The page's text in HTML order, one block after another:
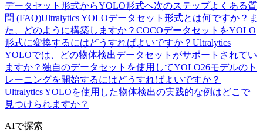
データセット形式からYOLO形式へ次のステップよくある質
問 (FAQ)Ultralytics YOLOデータセット形式とは何ですか？ま
た、どのように構築しますか？ COCOデータセットをYOLO
形式に変換するにはどうすればよいですか？ Ultralytics
YOLOでは、どの物体検出データセットがサポートされてい
ますか？ 独自のデータセットを使用してYOLO26モデルのト
レーニングを開始するにはどうすればよいですか？
Ultralytics YOLOを使用した物体検出の実践的な例はどこで
見つけられますか？
AIで探索